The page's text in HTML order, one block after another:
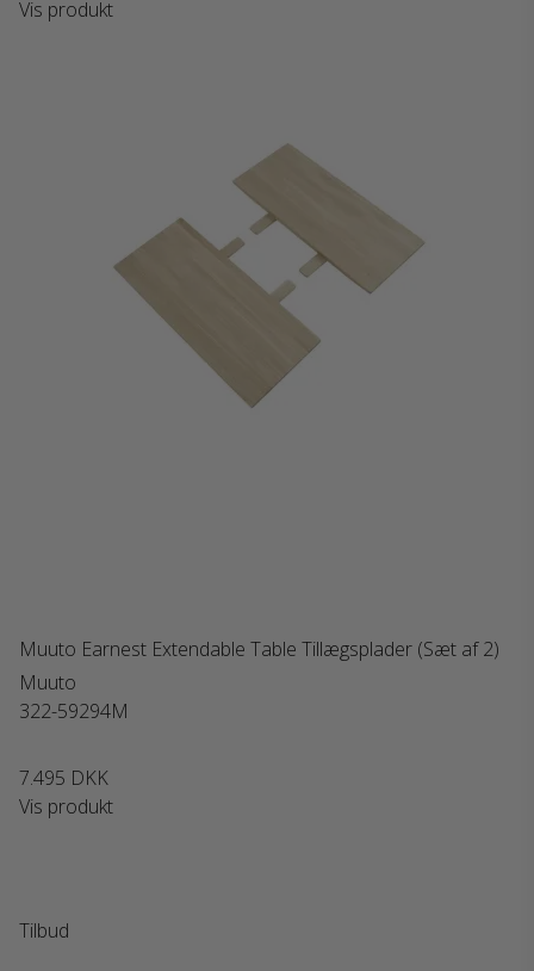
Vis produkt
Muuto Earnest Extendable Table Tillægsplader (Sæt af 2)
Muuto
322-59294M
7.495 DKK
Vis produkt
Tilbud